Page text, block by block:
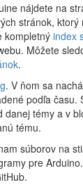
nájdete na
stránok, ktorý
kompletný index
Môžete
.
. V ňom sa
podľa času.
témy a v
tému.
súborov na
pre